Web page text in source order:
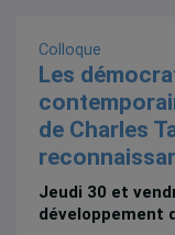
Colloque
Les
de Charles
Jeudi 30 et
développement